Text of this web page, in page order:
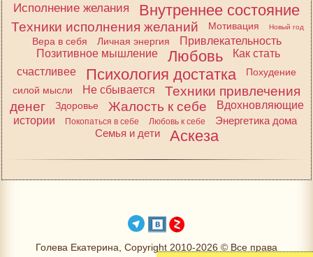
Исполнение желания
Внутреннее состояние
Техники исполнения желаний Мотивация Новый год
Вера в себя Личная энергия
Привлекательность
Позитивное мышление
Любовь
Как стать
счастливее
Психология достатка
Похудение
силой мысли
Не сбывается
Техники привлечения
денег
Здоровье Жалость к себе
Вдохновляющие
истории
Покопаться в себе Любовь к себе
Энергетика дома
Семья и дети
Аскеза
Голева Екатерина, Copyright 2010-2026 © Все права